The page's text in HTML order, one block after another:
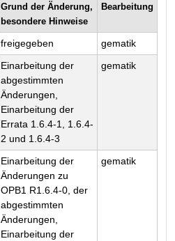
Grund der Änderung,
besondere Hinweise
Bearbeitung
freigegeben
gematik
Einarbeitung der
abgestimmten
Änderungen,
Einarbeitung der
Errata 1.6.4-1, 1.6.4-
2 und 1.6.4-3
gematik
Einarbeitung der
Änderungen zu
OPB1 R1.6.4-0, der
abgestimmten
Änderungen,
Einarbeitung der
gematik